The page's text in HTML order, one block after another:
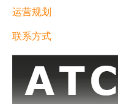
运营规划
联系方式